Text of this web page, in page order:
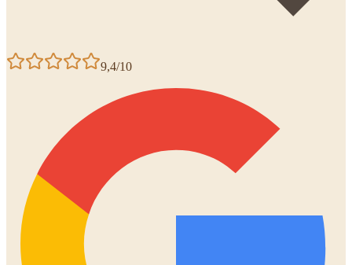
9,4/10